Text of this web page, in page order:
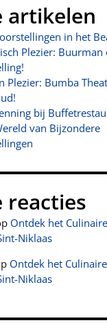
artikelen
in het
Plezier: Buurman
Plezier: Bumba
bij
van Bijzondere
reacties
Ontdek het
Niklaas
Ontdek het
Niklaas